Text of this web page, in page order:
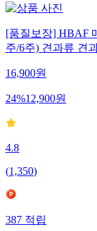
[품질보장] HBAF
주/6주) 견과류 견
16,900원
24%12,900원
4.8
(1,350)
387적립